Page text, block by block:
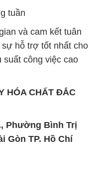
tuần
và cam kết tuân
hỗ trợ tốt nhất cho
suất công việc cao
HÓA CHẤT ĐẮC
Phường Bình Trị
Gòn TP. Hồ Chí